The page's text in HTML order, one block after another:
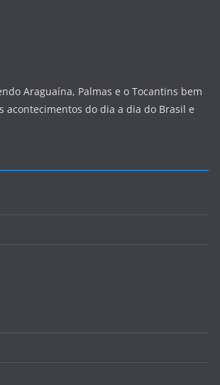
Araguaína, Palmas e o Tocantins bem
acontecimentos do dia a dia do Brasil e